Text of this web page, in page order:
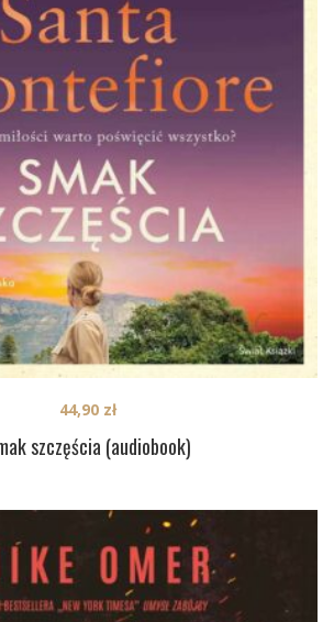
szczęścia (audiobook)
44,90 zł